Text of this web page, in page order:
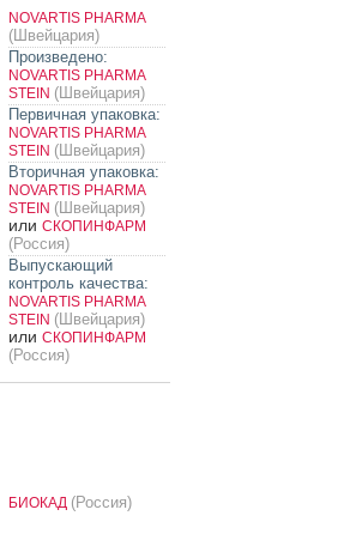
NOVARTIS PHARMA
(Швейцария)
Произведено:
NOVARTIS PHARMA
STEIN (Швейцария)
Первичная упаковка:
NOVARTIS PHARMA
STEIN (Швейцария)
Вторичная упаковка:
NOVARTIS PHARMA
STEIN (Швейцария)
или СКОПИНФАРМ
(Россия)
Выпускающий
контроль качества:
NOVARTIS PHARMA
STEIN (Швейцария)
или СКОПИНФАРМ
(Россия)
БИОКАД (Россия)